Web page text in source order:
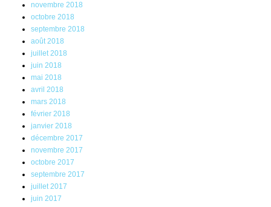
novembre 2018
octobre 2018
septembre 2018
août 2018
juillet 2018
juin 2018
mai 2018
avril 2018
mars 2018
février 2018
janvier 2018
décembre 2017
novembre 2017
octobre 2017
septembre 2017
juillet 2017
juin 2017